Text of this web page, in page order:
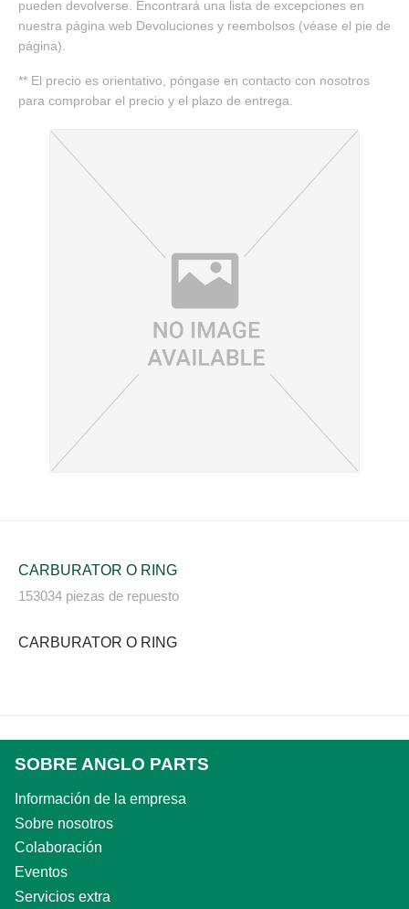
pueden devolverse. Encontrará una lista de excepciones en
nuestra página web Devoluciones y reembolsos (véase el pie de
página).
** El precio es orientativo, póngase en contacto con nosotros
para comprobar el precio y el plazo de entrega.
CARBURATOR O RING
153034 piezas de repuesto
CARBURATOR O RING
SOBRE ANGLO PARTS
Información de la empresa
Sobre nosotros
Colaboración
Eventos
Servicios extra